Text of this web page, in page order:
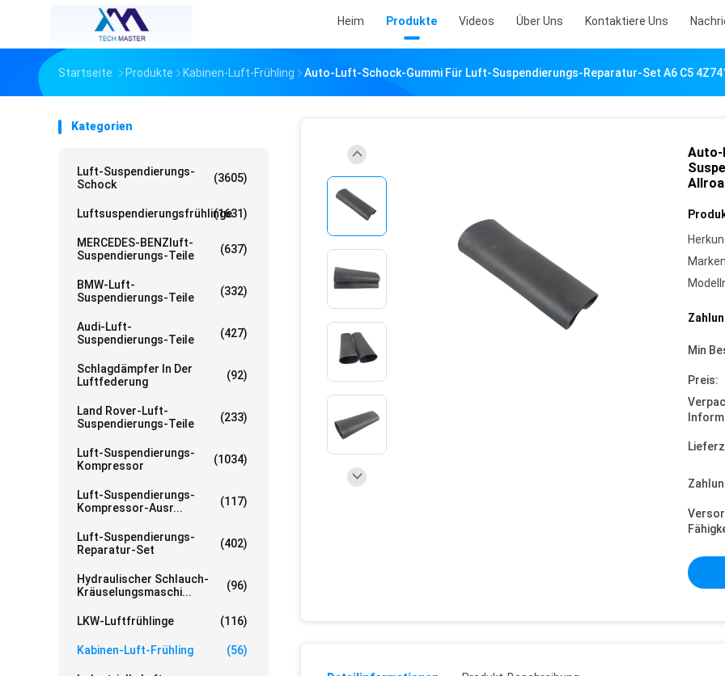
Heim Produkte Videos Über Uns Kontaktiere Uns
Startseite Produkte Kabinen-Luft-Frühling Auto-Luft-Schock-Gummi Für Luft-Suspendierungs-Reparatur-Set A6 C5
Kategorien
Luft-Suspendierungs-
Schock
(3605)
Luftsuspendierungsfrühlinge
(1631)
MERCEDES-BENZluft-
Suspendierungs-Teile
(637)
BMW-Luft-
Suspendierungs-Teile
(332)
Audi-Luft-
Suspendierungs-Teile
(427)
Schlagdämpfer In Der
Luftfederung
(92)
Land Rover-Luft-
Suspendierungs-Teile
(233)
Luft-Suspendierungs-
Kompressor
(1034)
Luft-Suspendierungs-
Kompressor-Ausr...
(117)
Luft-Suspendierungs-
Reparatur-Set
(402)
Hydraulischer Schlauch-
Kräuselungsmaschi...
(96)
LKW-Luftfrühlinge (116)
Kabinen-Luft-Frühling (56)
Min
Preis: